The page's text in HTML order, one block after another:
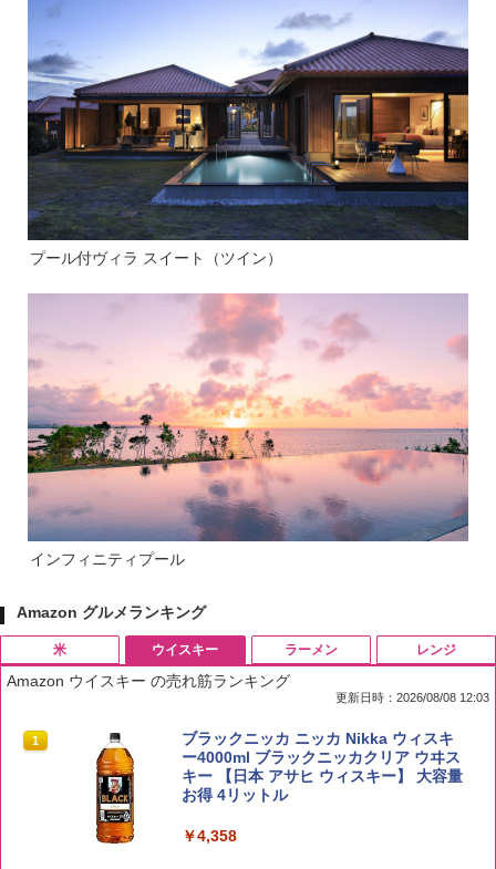
プール付ヴィラ スイート（ツイン）
インフィニティプール
Amazon グルメランキング
米
1 by Amazon 国産ブレンド米 精米 5kg
￥2,650
ウイスキー
Amazon ウイスキー の売れ筋ランキング
更新日時：2026/08/08 12:03
1
ブラックニッカ ニッカ Nikka ウィスキ
ー4000ml ブラックニッカクリア ウヰス
キー 【日本 アサヒ ウィスキー】 大容量
お得 4リットル
￥4,358
ラーメン レンジ